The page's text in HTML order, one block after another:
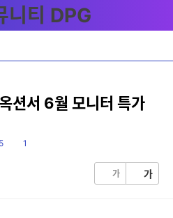
션서 6월 모니터 특가
댓1
가 가